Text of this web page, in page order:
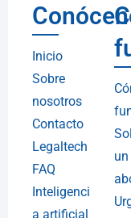
Inicio
Sobre
nosotros
Contacto
Legaltech
FAQ
Inteligenci
a artificial
un